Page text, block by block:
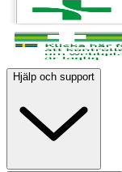
Hjälp och support